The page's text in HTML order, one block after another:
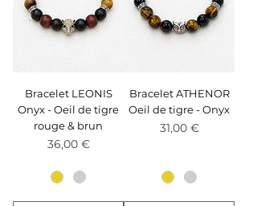
Bracelet LEONIS
Onyx - Oeil de tigre
rouge & brun
Precio
36,00 €
Bracelet ATHENOR
Oeil de tigre - Onyx
Precio
31,00 €